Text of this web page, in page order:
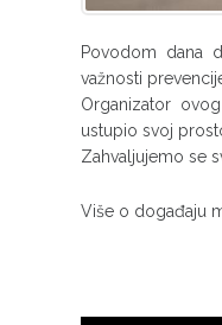
Povodom dana
važnosti
Organizator
ustupio svoj
Zahvaljujemo se
Više o događaju